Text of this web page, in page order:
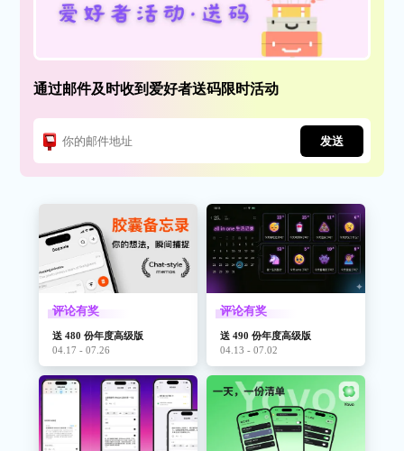
通过邮件及时收到爱好者送码限时活动
发送
评论有奖
送 480 份年度高级版
04.17 - 07.26
评论有奖
送 490 份年度高级版
04.13 - 07.02